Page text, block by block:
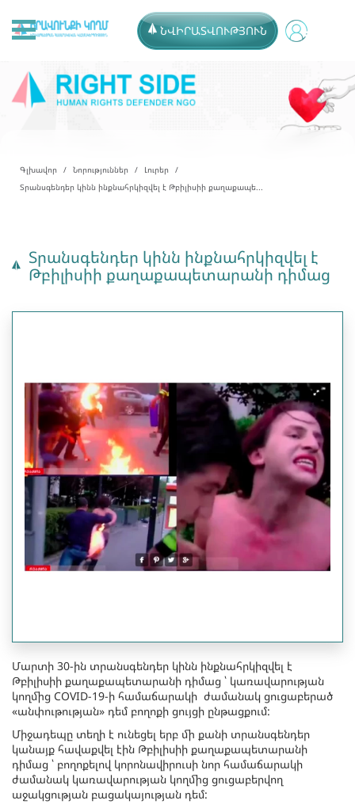
ՆՎԻՐԱՏՎՈՒԹՅՈՒՆ
Գլխավոր Նորություններ
Լուրեր
Տրանսգենդեր կինն ինքնահրկիզվել է Թբիլիսիի քաղաքապե...
Տրանսգենդեր կինն ինքնահրկիզվել է
Թբիլիսիի քաղաքապետարանի դիմաց
Մարտի 30-ին տրանսգենդեր կինն ինքնահրկիզվել է
Թբիլիսիի քաղաքապետարանի դիմաց ՝ կառավարության
կողմից COVID-19-ի համաճարակի ժամանակ ցուցաբերած
«անփութության» դեմ բողոքի ցույցի ընթացքում:
Միջադեպը տեղի է ունեցել երբ մի քանի տրանսգենդեր
կանայք հավաքվել էին Թբիլիսիի քաղաքապետարանի
դիմաց ՝ բողոքելով կորոնավիրուսի նոր համաճարակի
ժամանակ կառավարության կողմից ցուցաբերվող
աջակցության բացակայության դեմ: